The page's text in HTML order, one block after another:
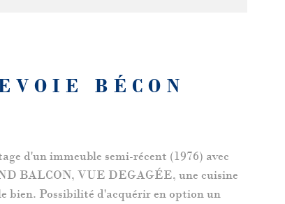
BÉCON
d'un immeuble semi-récent (1976) avec
BALCON, VUE DEGAGÉE, une cuisine
bien. Possibilité d'acquérir en option un